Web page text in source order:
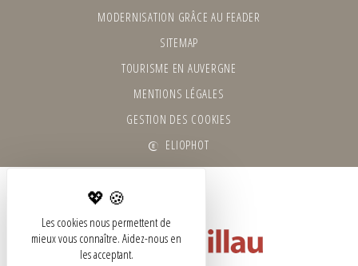
MODERNISATION GRÂCE AU FEADER
SITEMAP
TOURISME EN AUVERGNE
MENTIONS LÉGALES
GESTION DES COOKIES
ELIOPHOT
Les cookies nous permettent de
mieux vous connaître. Aidez-nous en
les acceptant.